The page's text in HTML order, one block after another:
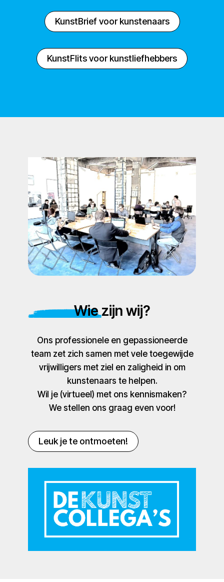
KunstBrief voor kunstenaars
KunstFlits voor kunstliefhebbers
Wie zijn wij?
Ons professionele en gepassioneerde
team zet zich samen met vele toegewijde
vrijwilligers met ziel en zaligheid in om
kunstenaars te helpen.
Wil je (virtueel) met ons kennismaken?
We stellen ons graag even voor!
Leuk je te ontmoeten!